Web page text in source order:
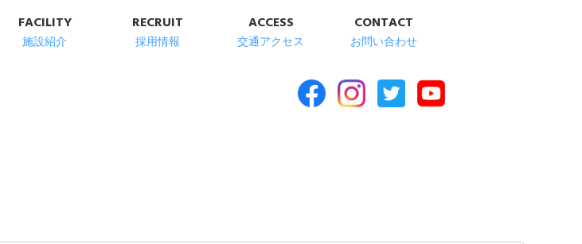
FACILITY
施設紹介
RECRUIT
採用情報
ACCESS
交通アクセス
CONTACT
お問い合わせ
石市の高齢者総合福祉施設 清華苑